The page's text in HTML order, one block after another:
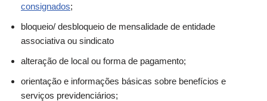
consignados;
bloqueio/ desbloqueio de mensalidade de entidade
associativa ou sindicato
alteração de local ou forma de pagamento;
orientação e informações básicas sobre benefícios e
serviços previdenciários;